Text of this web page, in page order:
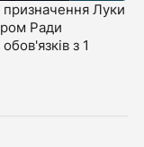
Луки
Ради
з 1